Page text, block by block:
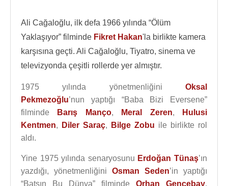
Ali Cağaloğlu, ilk defa 1966 yılında “Ölüm
Yaklaşıyor” filminde Fikret Hakan'la birlikte kamera
karşısına geçti. Ali Cağaloğlu, Tiyatro, sinema ve
televizyonda çeşitli rollerde yer almıştır.
1975 yılında yönetmenliğini Oksal
Pekmezoğlu’nun yaptığı “Baba Bizi Eversene”
filminde
Barış Manço, Meral Zeren,
Hulusi
Kentmen, Diler Saraç, Bilge Zobu ile birlikte rol
aldı.
Yine 1975 yılında senaryosunu Erdoğan Tünaş’ın
yazdığı, yönetmenliğini Osman Seden’in yaptığı
“Batsın Bu Dünya” filminde Orhan Gencebay,